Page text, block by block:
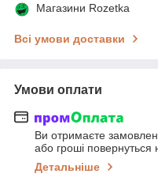
Магазини Rozetka
Всі умови доставки
Умови оплати
Ви отримаєте
або гроші повернуться
Детальніше